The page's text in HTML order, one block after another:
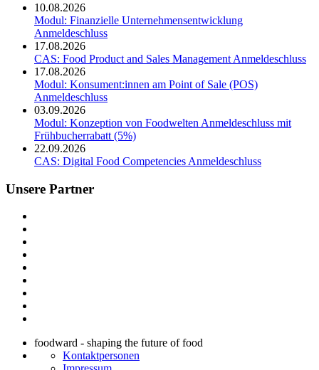
10.08.2026
Modul: Finanzielle Unternehmensentwicklung
Anmeldeschluss
17.08.2026
CAS: Food Product and Sales Management Anmeldeschluss
17.08.2026
Modul: Konsument:innen am Point of Sale (POS)
Anmeldeschluss
03.09.2026
Modul: Konzeption von Foodwelten Anmeldeschluss mit
Frühbucherrabatt (5%)
22.09.2026
CAS: Digital Food Competencies Anmeldeschluss
Unsere Partner
foodward - shaping the future of food
Kontaktpersonen